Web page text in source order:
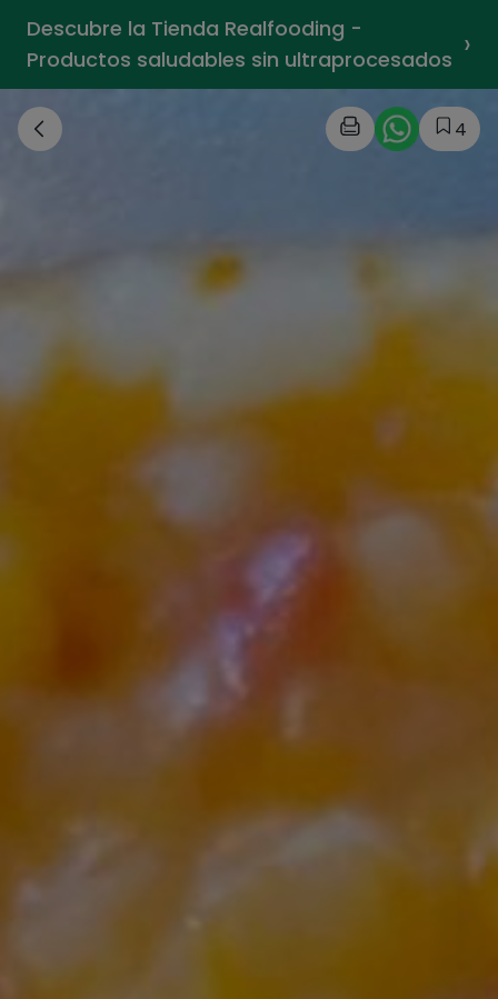
Descubre la Tienda Realfooding -
Productos saludables sin ultraprocesados ›
4